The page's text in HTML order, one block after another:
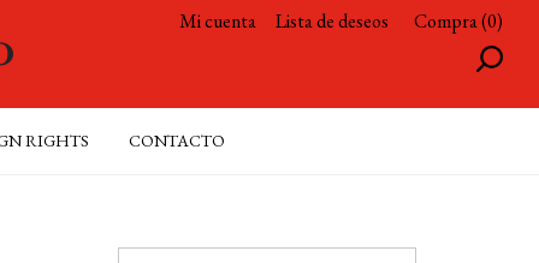
Mi cuenta Lista de deseos Compra (0)
RIGHTS CONTACTO